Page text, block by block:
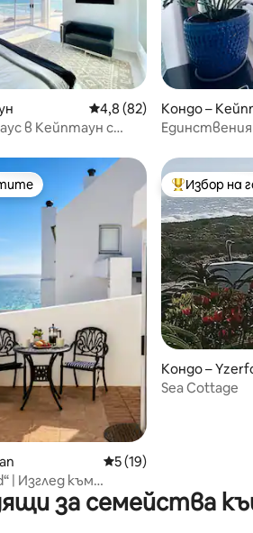
отзива
Средна оценка: 4,8 от 5,
4,8 (82)
в Кейптаун с
Кондо –
отзива
на гостите
Средна оценка: 5 от 5,
5 (19)
| Изглед към
по плажа
Най-Избор на
Кондо –
Sea Cottage
за семейства